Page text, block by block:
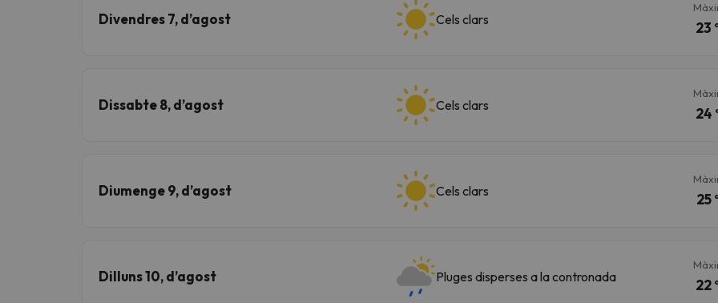
Divendres 7, d’agost Cels clars
23
Dissabte 8, d’agost Cels clars
24
Diumenge 9, d’agost Cels clars
25
Dilluns 10, d’agost Pluges disperses a la contronada
22